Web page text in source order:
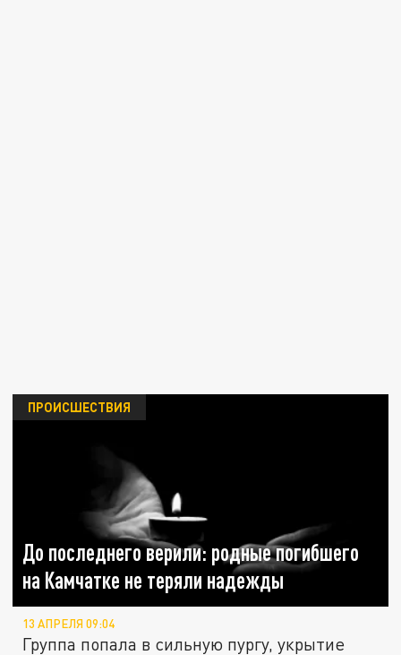
До последнего верили: родные погибшего
на Камчатке не теряли надежды
ПРОИСШЕСТВИЯ
13 АПРЕЛЯ 09:04
Группа попала в сильную пургу, укрытие